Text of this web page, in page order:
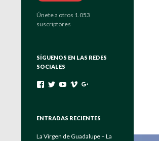
Únete a otros 1.053
suscriptores
SÍGUENOS EN LAS REDES
SOCIALES
Ver
en
Ver
en
Ver
en
Ver
en en
ENTRADAS RECIENTES
La Virgen de Guadalupe – La